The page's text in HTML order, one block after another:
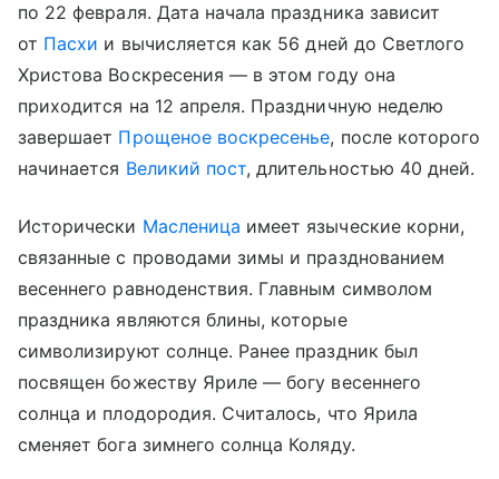
по 22 февраля. Дата начала праздника зависит
от Пасхи и вычисляется как 56 дней до Светлого
Христова Воскресения — в этом году она
приходится на 12 апреля. Праздничную неделю
завершает Прощеное воскресенье, после которого
начинается Великий пост, длительностью 40 дней.
Исторически Масленица имеет языческие корни,
связанные с проводами зимы и празднованием
весеннего равноденствия. Главным символом
праздника являются блины, которые
символизируют солнце. Ранее праздник был
посвящен божеству Яриле — богу весеннего
солнца и плодородия. Считалось, что Ярила
сменяет бога зимнего солнца Коляду.